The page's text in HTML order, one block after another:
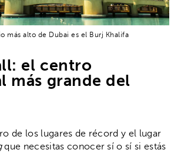
más alto de Dubai es el Burj Khalifa
el centro
más grande del
de los lugares de récord y el lugar
que necesitas conocer sí o sí si estás